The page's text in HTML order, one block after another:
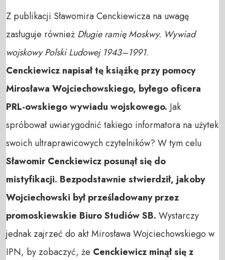
Z publikacji Sławomira Cenckiewicza na uwagę
zasługuje również Długie ramię Moskwy. Wywiad
wojskowy Polski Ludowej 1943–1991.
Cenckiewicz napisał tę książkę przy pomocy
Mirosława Wojciechowskiego, byłego oficera
PRL-owskiego wywiadu wojskowego. Jak
spróbował uwiarygodnić takiego informatora na użytek
swoich ultraprawicowych czytelników? W tym celu
Sławomir Cenckiewicz posunął się do
mistyfikacji. Bezpodstawnie stwierdził, jakoby
Wojciechowski był prześladowany przez
promoskiewskie Biuro Studiów SB. Wystarczy
jednak zajrzeć do akt Mirosława Wojciechowskiego w
IPN, by zobaczyć, że Cenckiewicz minął się z